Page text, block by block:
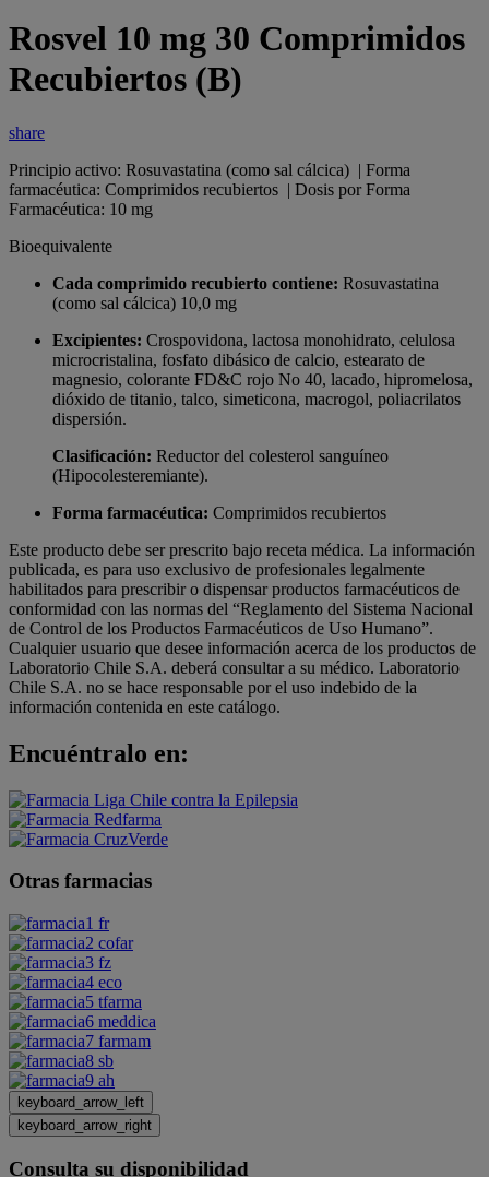
Rosvel 10 mg 30 Comprimidos
Recubiertos (B)
share
Principio activo: Rosuvastatina (como sal cálcica) | Forma
farmacéutica: Comprimidos recubiertos | Dosis por Forma
Farmacéutica: 10 mg
Bioequivalente
Cada comprimido recubierto contiene: Rosuvastatina
(como sal cálcica) 10,0 mg
Excipientes: Crospovidona, lactosa monohidrato, celulosa
microcristalina, fosfato dibásico de calcio, estearato de
magnesio, colorante FD&C rojo No 40, lacado, hipromelosa,
dióxido de titanio, talco, simeticona, macrogol, poliacrilatos
dispersión.
Clasificación: Reductor del colesterol sanguíneo
(Hipocolesteremiante).
Forma farmacéutica: Comprimidos recubiertos
Este producto debe ser prescrito bajo receta médica. La información
publicada, es para uso exclusivo de profesionales legalmente
habilitados para prescribir o dispensar productos farmacéuticos de
conformidad con las normas del “Reglamento del Sistema Nacional
de Control de los Productos Farmacéuticos de Uso Humano”.
Cualquier usuario que desee información acerca de los productos de
Laboratorio Chile S.A. deberá consultar a su médico. Laboratorio
Chile S.A. no se hace responsable por el uso indebido de la
información contenida en este catálogo.
Encuéntralo en:
Otras farmacias
keyboard_arrow_left
keyboard_arrow_right
Consulta su disponibilidad